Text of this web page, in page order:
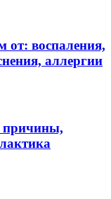
от: воспаления,
аллергии
причины,